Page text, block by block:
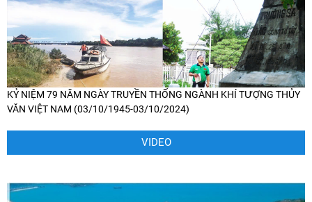
KỶ NIỆM 79 NĂM NGÀY TRUYỀN THỐNG NGÀNH KHÍ TƯỢNG THỦY
VĂN VIỆT NAM (03/10/1945-03/10/2024)
VIDEO